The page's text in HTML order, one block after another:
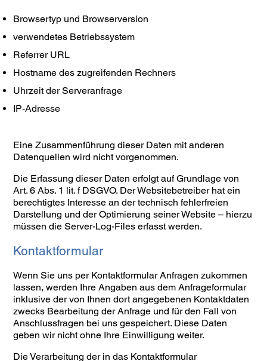
Browsertyp und Browserversion
verwendetes Betriebssystem
Referrer URL
Hostname des zugreifenden Rechners
Uhrzeit der Serveranfrage
IP-Adresse
Eine Zusammenführung dieser Daten mit anderen
Datenquellen wird nicht vorgenommen.
Die Erfassung dieser Daten erfolgt auf Grundlage von
Art. 6 Abs. 1 lit. f DSGVO. Der Websitebetreiber hat ein
berechtigtes Interesse an der technisch fehlerfreien
Darstellung und der Optimierung seiner Website – hierzu
müssen die Server-Log-Files erfasst werden.
Kontaktformular
Wenn Sie uns per Kontaktformular Anfragen zukommen
lassen, werden Ihre Angaben aus dem Anfrageformular
inklusive der von Ihnen dort angegebenen Kontaktdaten
zwecks Bearbeitung der Anfrage und für den Fall von
Anschlussfragen bei uns gespeichert. Diese Daten
geben wir nicht ohne Ihre Einwilligung weiter.
Die Verarbeitung der in das Kontaktformular